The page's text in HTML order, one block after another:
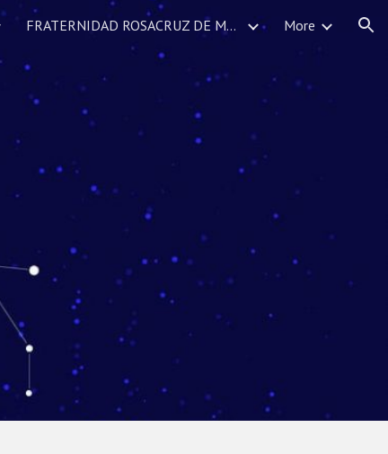
FRATERNIDAD ROSACRUZ DE MEXICO SERVICIOS DEVOCIONALES CALENDARIO DE EVENTOS More